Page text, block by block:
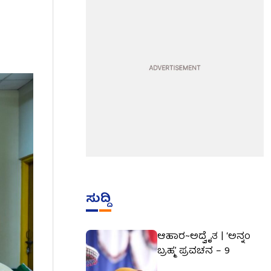
ಸುದ್ದಿ
ಆಹಾರ~ಅದ್ವೈತ | ‘ಅನ್ನಂ
ಬ್ರಹ್ಮ’ ಪ್ರವಚನ – 9